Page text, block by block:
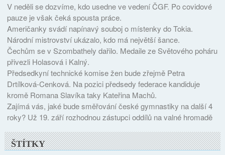
V neděli se dozvíme, kdo usedne ve vedení ČGF. Po covidové
pauze je však čeká spousta práce.
Američanky svádí napínavý souboj o místenky do Tokia.
Národní mistrovství ukázalo, kdo má největší šance.
Čechům se v Szombathely dařilo. Medaile ze Světového poháru
přivezli Holasová i Kalný.
Předsedkyní technické komise žen bude zřejmě Petra
Drtílková-Cenková. Na pozici předsedy federace kandiduje
kromě Romana Slavíka taky Kateřina Machů.
Zajímá vás, jaké bude směřování české gymnastiky na další 4
roky? Už 19. září rozhodnou zástupci oddílů na valné hromadě
ŠTÍTKY